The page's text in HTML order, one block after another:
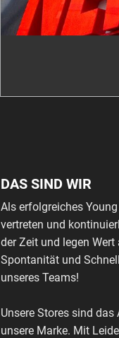
DAS SIND WIR
Als erfolgreiches
vertreten und
der Zeit und legen
Spontanität und
unseres Teams!
Unsere Stores sind
unsere Marke. Mit